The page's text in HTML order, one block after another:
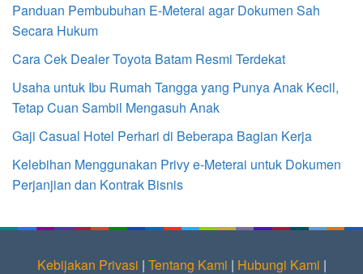
Panduan Pembubuhan E-Meterai agar Dokumen Sah
Secara Hukum
Cara Cek Dealer Toyota Batam Resmi Terdekat
Usaha untuk Ibu Rumah Tangga yang Punya Anak Kecil,
Tetap Cuan Sambil Mengasuh Anak
Gaji Casual Hotel Perhari di Beberapa Bagian Kerja
Kelebihan Menggunakan Privy e-Meterai untuk Dokumen
Perjanjian dan Kontrak Bisnis
Kebijakan Privasi | Tentang Kami | Hubungi Kami |